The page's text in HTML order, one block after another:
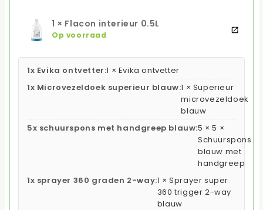
1 × Flacon interieur 0.5L
Op voorraad
1x Evika ontvetter:1 × Evika ontvetter
1x Microvezeldoek superieur blauw:1 × Superieur
microvezeldoek
blauw
5x schuurspons met handgreep blauw:5 × 5 ×
Schuurspons
blauw met
handgreep
1x sprayer 360 graden 2-way:1 × Sprayer super
360 trigger 2-way
blauw